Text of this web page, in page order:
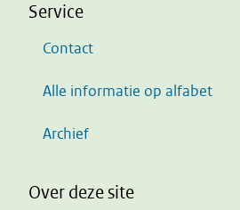
Service
Contact
Alle informatie op alfabet
Archief
Over deze site